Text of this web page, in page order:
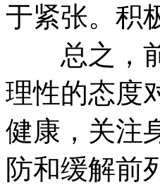
于紧张。积
总之，前
理性的态度
健康，关注
防和缓解前